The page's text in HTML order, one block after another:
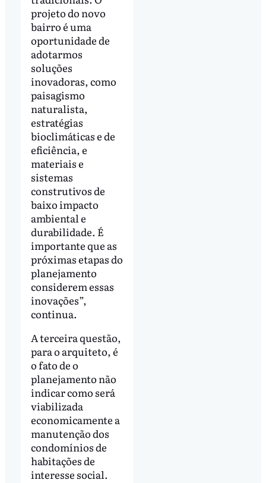
projeto do novo
bairro é uma
oportunidade de
adotarmos
soluções
inovadoras, como
paisagismo
naturalista,
estratégias
bioclimáticas e de
eficiência, e
materiais e
sistemas
construtivos de
baixo impacto
ambiental e
durabilidade. É
importante que as
próximas etapas do
planejamento
considerem essas
inovações”,
continua.
A terceira questão,
para o arquiteto, é
o fato de o
planejamento não
indicar como será
viabilizada
economicamente a
manutenção dos
condomínios de
habitações de
interesse social.